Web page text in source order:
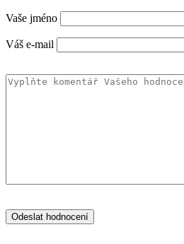
Vaše jméno
Váš e-mail